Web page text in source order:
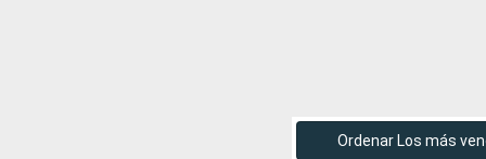
Ordenar Los más